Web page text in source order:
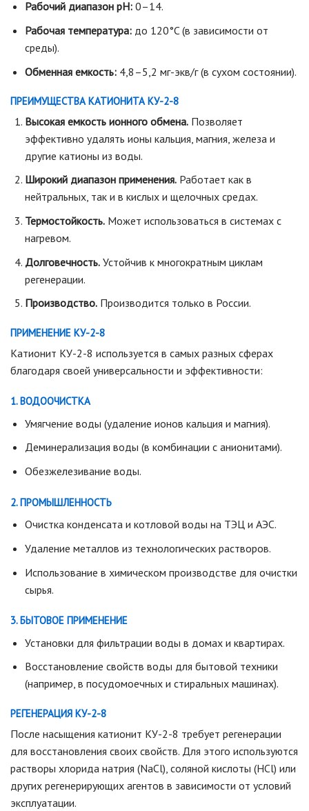
Рабочий диапазон pH:0–14.
Рабочая температура:до 120°C (в зависимости от
среды).
Обменная емкость:4,8–5,2 мг-экв/г (в сухом состоянии).
ПРЕИМУЩЕСТВА КАТИОНИТА КУ-2-8
Высокая емкость ионного обмена.Позволяет
эффективно удалять ионы кальция, магния, железа и
другие катионы из воды.
Широкий диапазон применения.Работает как в
нейтральных, так и в кислых и щелочных средах.
Термостойкость.Может использоваться в системах с
нагревом.
Долговечность.Устойчив к многократным циклам
регенерации.
Производство.Производится только в России.
ПРИМЕНЕНИЕ КУ-2-8
Катионит КУ-2-8 используется в самых разных сферах
благодаря своей универсальности и эффективности:
1. ВОДООЧИСТКА
Умягчение воды (удаление ионов кальция и магния).
Деминерализация воды (в комбинации с анионитами).
Обезжелезивание воды.
2. ПРОМЫШЛЕННОСТЬ
Очистка конденсата и котловой воды на ТЭЦ и АЭС.
Удаление металлов из технологических растворов.
Использование в химическом производстве для очистки
сырья.
3. БЫТОВОЕ ПРИМЕНЕНИЕ
Установки для фильтрации воды в домах и квартирах.
Восстановление свойств воды для бытовой техники
(например, в посудомоечных и стиральных машинах).
РЕГЕНЕРАЦИЯ КУ-2-8
После насыщения катионит КУ-2-8 требует регенерации
для восстановления своих свойств. Для этого используются
растворы хлорида натрия (NaCl), соляной кислоты (HCl) или
других регенерирующих агентов в зависимости от условий
эксплуатации.